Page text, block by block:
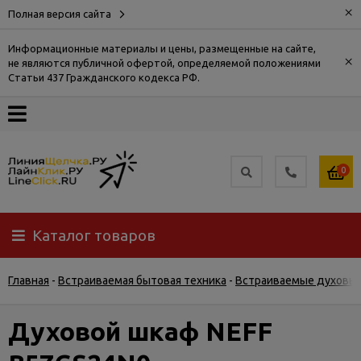
Полная версия сайта ×
Информационные материалы и цены, размещенные на сайте,
не являются публичной офертой, определяемой положениями
Статьи 437 Гражданского кодекса РФ.
×
О
Доставка
Самовывоз
Гарантия
0
Каталог товаров
Главная - Встраиваемая бытовая техника - Встраиваемые
Духовой шкаф NEFF